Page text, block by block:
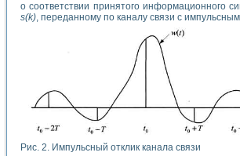
о соответствии принятого информационного
s(k), переданному по каналу связи с
Рис. 2. Импульсный отклик канала связи